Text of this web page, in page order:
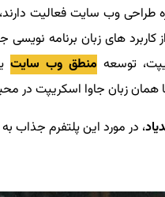
طراحی وب سایت فعالیت
های زبان برنامه نویسی
توسعه منطق وب سایت
، در مورد این پلتفرم